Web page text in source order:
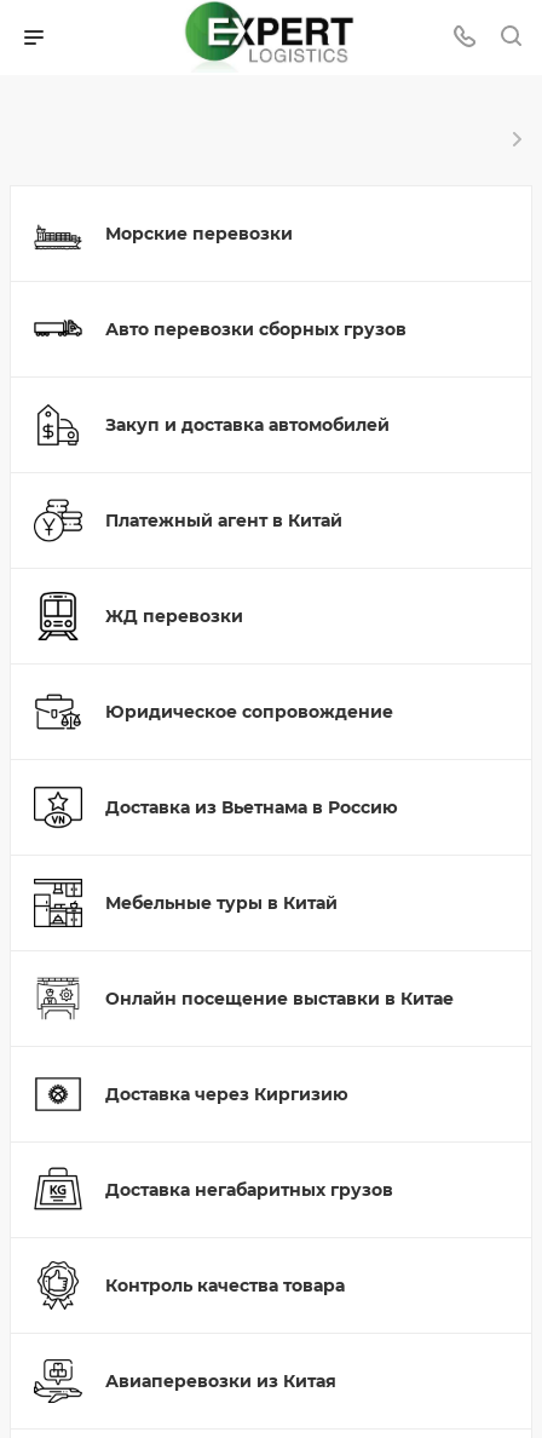
Морские перевозки
Авто перевозки сборных грузов
Закуп и доставка автомобилей
Платежный агент в Китай
ЖД перевозки
Юридическое сопровождение
Доставка из Вьетнама в Россию
Мебельные туры в Китай
Онлайн посещение выставки в Китае
Доставка через Киргизию
Доставка негабаритных грузов
Контроль качества товара
Авиаперевозки из Китая